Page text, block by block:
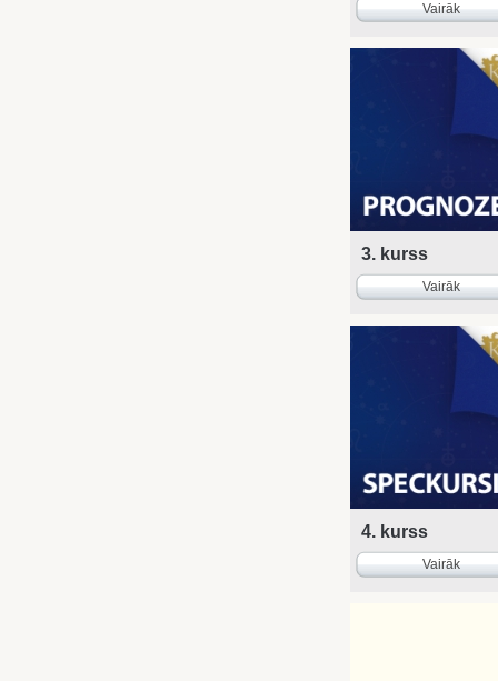
Vairāk
3. kurss
Vairāk
4. kurss
Vairāk